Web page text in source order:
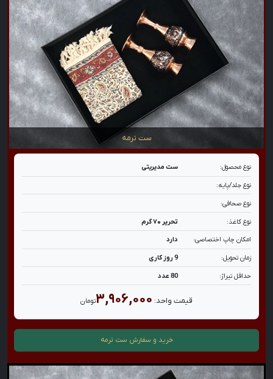
ست ترمه
نوع محصول: ست مدیریتی
نوع جلد/پایه:
نوع صحافی:
نوع کاغذ: تحریر ۷۰ گرم
امکان چاپ اختصاصی: دارد
زمان تحویل: 9 روز کاری
حداقل تیراژ: 80 عدد
قیمت واحد: ۳,۹۰۶,۰۰۰تومان
خرید و سفارش ست ترمه